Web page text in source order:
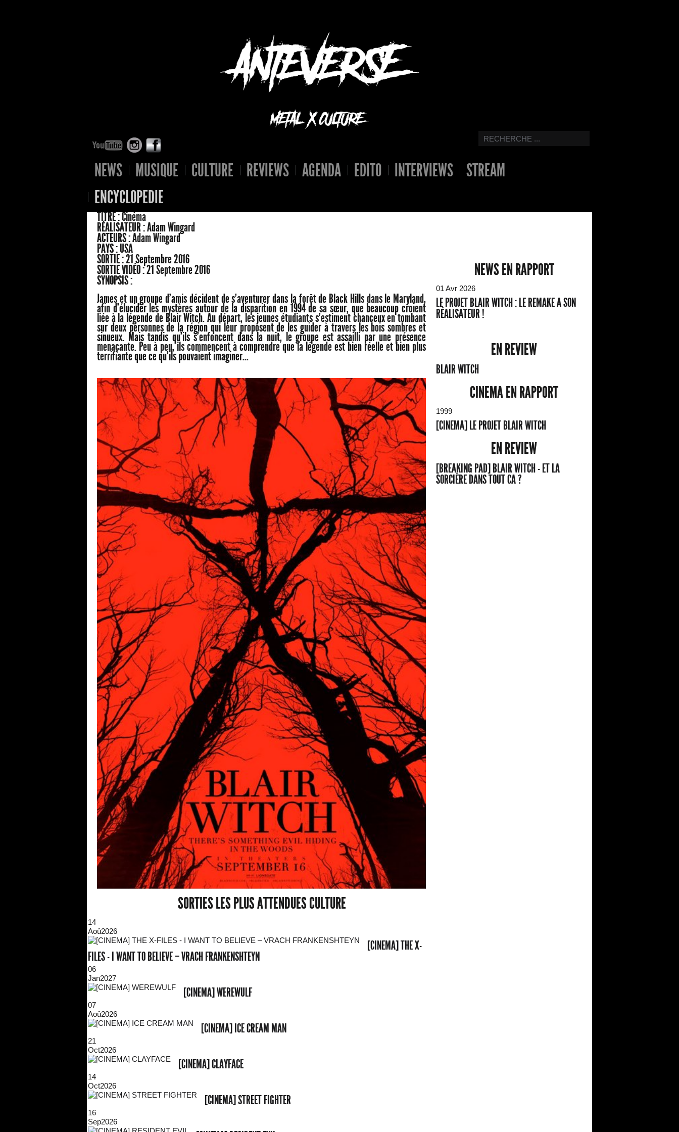
NEWS MUSIQUE CULTURE REVIEWS AGENDA EDITO INTERVIEWS
STREAM
ENCYCLOPEDIE
TITRE :Cinéma
RÉALISATEUR :Adam Wingard
ACTEURS :Adam Wingard
PAYS :USA
SORTIE :21 Septembre 2016
SORTIE VIDÉO :21 Septembre 2016
SYNOPSIS :
James et un groupe d'amis décident de s'aventurer dans la forêt de Black Hills dans le Maryland,
afin d'élucider les mystères autour de la disparition en 1994 de sa sœur, que beaucoup croient
liée à la légende de Blair Witch. Au départ, les jeunes étudiants s'estiment chanceux en tombant
sur deux personnes de la région qui leur proposent de les guider à travers les bois sombres et
sinueux. Mais tandis qu'ils s'enfoncent dans la nuit, le groupe est assailli par une présence
menaçante. Peu à peu, ils commencent à comprendre que la légende est bien réelle et bien plus
terrifiante que ce qu'ils pouvaient imaginer...
SORTIES LES PLUS ATTENDUES CULTURE
14
Aoû2026
[CINEMA] THE X-
FILES - I WANT TO BELIEVE – VRACH FRANKENSHTEYN
06
Jan2027
[CINEMA] WEREWULF
07
Aoû2026
[CINEMA] ICE CREAM MAN
21
Oct2026
[CINEMA] CLAYFACE
14
Oct2026
[CINEMA] STREET FIGHTER
16
Sep2026
NEWS EN RAPPORT
01 Avr 2026
LE PROJET BLAIR WITCH : LE REMAKE A SON
RÉALISATEUR !
EN REVIEW
BLAIR WITCH
CINEMA EN RAPPORT
1999
[CINEMA] LE PROJET BLAIR WITCH
EN REVIEW
[BREAKING PAD] BLAIR WITCH - ET LA
SORCIÈRE DANS TOUT CA ?